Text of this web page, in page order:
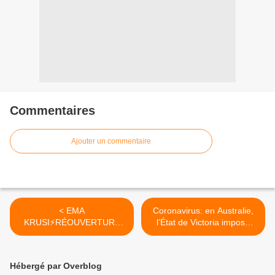
Commentaires
Ajouter un commentaire
< EMA
KRUSI⚡️RÉOUVERTURE
DE LA BOUTIQUE
Coronavirus: en Australie,
l’État de Victoria impose
des mesures plus sévères >
Hébergé par Overblog